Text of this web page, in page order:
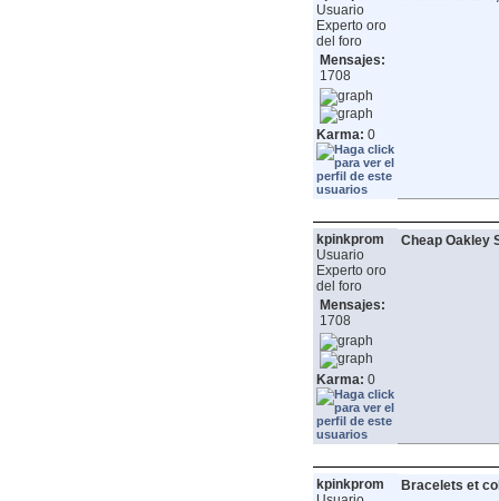
Usuario
Experto oro
del foro
Mensajes:
1708
Karma: 0
kpinkprom
Usuario
Experto oro
del foro
Mensajes:
1708
Karma: 0
Cheap Oakley
kpinkprom
Bracelets et